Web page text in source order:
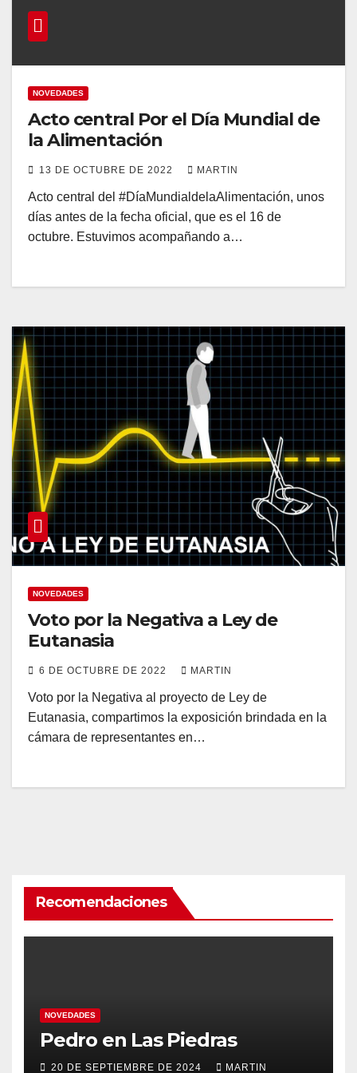
NOVEDADES
Acto central Por el Día Mundial de
la Alimentación
13 DE OCTUBRE DE 2022 MARTIN
Acto central del #DíaMundialdelaAlimentación, unos
días antes de la fecha oficial, que es el 16 de
octubre. Estuvimos acompañando a…
NOVEDADES
Voto por la Negativa a Ley de
Eutanasia
6 DE OCTUBRE DE 2022 MARTIN
Voto por la Negativa al proyecto de Ley de
Eutanasia, compartimos la exposición brindada en la
cámara de representantes en…
Recomendaciones
NOVEDADES
Pedro en Las Piedras
20 DE SEPTIEMBRE DE 2024 MARTIN